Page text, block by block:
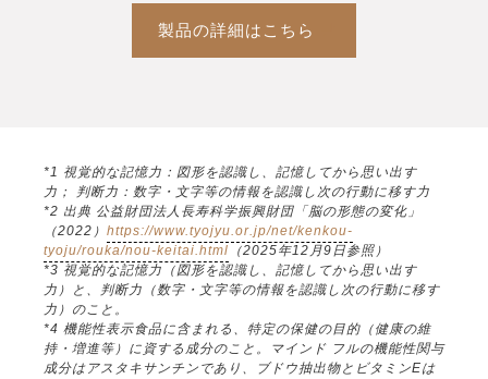
製品の詳細はこちら
*1 視覚的な記憶力：図形を認識し、記憶してから思い出す
力； 判断力：数字・文字等の情報を認識し次の行動に移す力
*2 出典 公益財団法人長寿科学振興財団「脳の形態の変化」
（2022） https://www.tyojyu.or.jp/net/kenkou-
tyoju/rouka/nou-keitai.html （2025年12月9日参照）
*3 視覚的な記憶力（図形を認識し、記憶してから思い出す
力）と、判断力（数字・文字等の情報を認識し次の行動に移す
力）のこと。
*4 機能性表示食品に含まれる、特定の保健の目的（健康の維
持・増進等）に資する成分のこと。マインド フルの機能性関与
成分はアスタキサンチンであり、ブドウ抽出物とビタミンEは